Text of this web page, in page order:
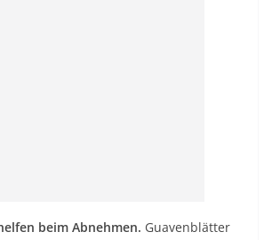
beim Abnehmen. Guavenblätter